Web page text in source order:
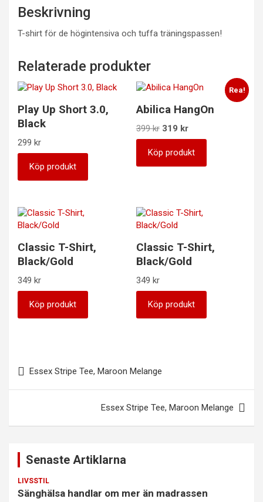
Beskrivning
T-shirt för de högintensiva och tuffa träningspassen!
Relaterade produkter
Play Up Short 3.0,
Black
299 kr
Köp produkt
Rea!
Abilica HangOn
399kr Det
ursprungliga
priset
var:
319 krDet
nuvarande
priset
är:
Köp produkt
Classic T-Shirt,
Black/Gold
349 kr
Köp produkt
Classic T-Shirt,
Black/Gold
349 kr
Köp produkt
Essex Stripe Tee, Maroon Melange
Essex Stripe Tee, Maroon Melange
Senaste Artiklarna
LIVSSTIL
Sänghälsa handlar om mer än madrassen